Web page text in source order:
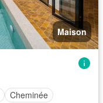
Maison
Cheminée